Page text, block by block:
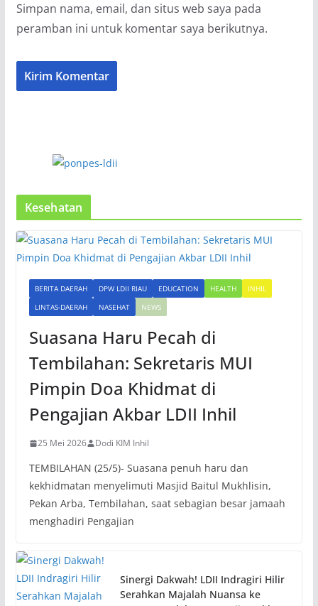
Simpan nama, email, dan situs web saya pada
peramban ini untuk komentar saya berikutnya.
Kesehatan
BERITA DAERAH DPW LDII RIAU EDUCATION HEALTH
INHIL
LINTAS-DAERAH
NASEHAT NEWS
Suasana Haru Pecah di
Tembilahan: Sekretaris MUI
Pimpin Doa Khidmat di
Pengajian Akbar LDII Inhil
25 Mei 2026 Dodi KIM Inhil
TEMBILAHAN (25/5)- Suasana penuh haru dan
kekhidmatan menyelimuti Masjid Baitul Mukhlisin,
Pekan Arba, Tembilahan, saat sebagian besar jamaah
menghadiri Pengajian
Sinergi Dakwah! LDII Indragiri Hilir
Serahkan Majalah Nuansa ke